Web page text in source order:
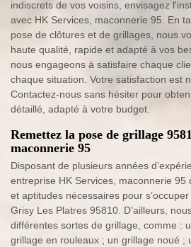
indiscrets de vos voisins, envisagez
avec HK Services, maconnerie 95. En
pose de clôtures et de grillages, nous
haute qualité, rapide et adapté à vos
nous engageons à satisfaire chaque
chaque situation. Votre satisfaction est
Contactez-nous sans hésiter pour
détaillé, adapté à votre budget.
Remettez la pose de grillage
maconnerie 95
Disposant de plusieurs années
entreprise HK Services, maconnerie 95
et aptitudes nécessaires pour
Grisy Les Platres 95810. D’ailleurs,
différentes sortes de grillage, comme :
grillage en rouleaux ; un grillage noué ;